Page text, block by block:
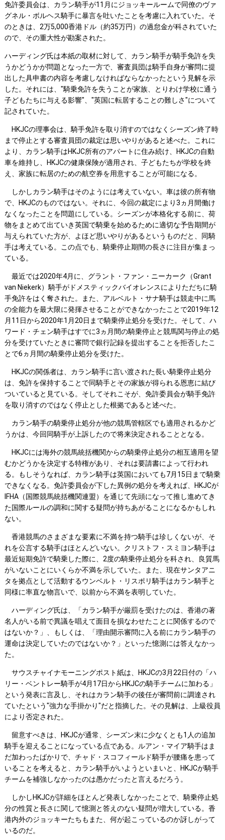
免許委員会は、カラン騎手が11月にジョッキールームで同僚のヴァ
グネル・ボルヘス騎手に暴言を吐いたことを考慮に入れていた。そ
のときは、2万5,000香港ドル（約35万円）の過怠金が科されていた
ので、その重大性が勘案された。
ハーディング氏は本紙の取材に対して、カラン騎手が騎手免許を失
うかどうかが問題となった一方で、審査員団は騎手自身が審問に提
出した具申書の内容を考慮しなければならなかったという見解を示
した。それには、"騎乗免許を失うことが家族、とりわけ学校に通う
子どもたちに与える影響"、"英国に転居することの難しさ"について
記されていた。
HKJCの理事会は、騎手免許を取り消すのではなくシーズン終了時
まで停止とする審査員団の裁定は思いやりがあると述べた。これに
より、カラン騎手はHKJC所有のアパートに住み続け、HKJCの自動
車を維持し、HKJCの健康保険が適用され、子どもたちが学校を終
え、家族に転居のための航空券を用意することが可能になる。
しかしカラン騎手はそのようには考えていない。車は彼の所有物
で、HKJCのものではない。それに、今回の裁定により3ヵ月間働け
なくなったことを問題にしている。シーズンが本格化する前に、荷
物をまとめて出ていき英国で騎乗を始めるために適切な予告期間が
与えられていた方が、よほど思いやりがあるというものだと、同騎
手は考えている。この点でも、騎乗停止期間の長さに注目が集まっ
ている。
最近では2020年4月に、グラント・ファン・ニーカーク（Grant
van Niekerk）騎手がドメスティックバイオレンスによりただちに騎
手免許をはく奪された。また、アルベルト・サナ騎手は競走中に馬
の全能力を最大限に発揮させることができなかったことで2019年12
月11日から2020年1月20日まで騎乗停止処分を受けた。そして、ハ
ワード・チェン騎手はすでに3ヵ月間の騎乗停止と競馬関与停止の処
分を受けていたときに審問で銀行記録を提出することを拒否したこ
とで6ヵ月間の騎乗停止処分を受けた。
HKJCの関係者は、カラン騎手に言い渡された長い騎乗停止処分
は、免許を保持することで同騎手とその家族が得られる恩恵に結び
ついていると見ている。そしてそれこそが、免許委員会が騎手免許
を取り消すのではなく停止とした根拠であると述べた。
カラン騎手の騎乗停止処分が他の競馬管轄区でも適用されるかど
うかは、今回同騎手が上訴したので将来決定されることとなる。
HKJCには海外の競馬統括機関からの騎乗停止処分の相互適用を望
むかどうかを決定する特権があり、それは要請書によって行われ
る。もしそうなれば、カラン騎手は英国においても7月15日まで騎乗
できなくなる。免許委員会が下した異例の処分を考えれば、HKJCが
IFHA（国際競馬統括機関連盟）を通じて先頭になって推し進めてき
た国際ルールの調和に関する疑問が持ちあがることになるかもしれ
ない。
香港競馬のさまざまな要素に不満を持つ騎手は珍しくないが、そ
れを公言する騎手はほとんどいない。クリストフ・スミヨン騎手は
最近短期免許で騎乗した際に、2度の騎乗停止処分を科され、良質馬
がいないことにいくらか不満を示していた。また、現在サンタアニ
タを拠点として活動するウンベルト・リスポリ騎手はカラン騎手と
同様に率直な物言いで、以前から不満を表明していた。
ハーディング氏は、「カラン騎手が厳罰を受けたのは、香港の著
名人がいる前で異議を唱えて面目を損なわせたことに関係するので
はないか？」、もしくは、「理由開示審問に入る前にカラン騎手の
運命は決定していたのではないか？」といった憶測には答えなかっ
た。
サウスチャイナモーニングポスト紙は、HKJCの3月22日付の「ハ
リー・ベントレー騎手が4月17日からHKJCの騎手チームに加わる」
という発表に言及し、それはカラン騎手の後任が審問前に調達され
ていたという"強力な手掛かり"だと指摘した。その見解は、上級役員
により否定された。
留意すべきは、HKJCが通常、シーズン末に少なくとも1人の追加
騎手を迎えることになっている点である。ルアン・マイア騎手はま
だ加わったばかりで、チャド・スコフィールド騎手が腰痛を患って
いることを考えると、カラン騎手がいようといまいと、HKJCが騎手
チームを補強しなかったのは愚かだったと言えるだろう。
しかしHKJCが詳細をほとんど発表しなかったことで、騎乗停止処
分の性質と長さに関して憶測と答えのない疑問が増大している。香
港内外のジョッキーたちもまた、何が起こっているのか訝しがって
いるのだ。